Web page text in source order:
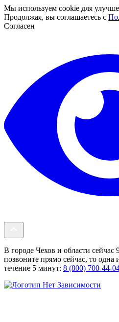
Мы используем cookie для
Продолжая, вы соглашаетесь с
Согласен
В городе Чехов и области
позвоните прямо сейчас, то одна
течение 5 минут: 8 (800) 700-44-